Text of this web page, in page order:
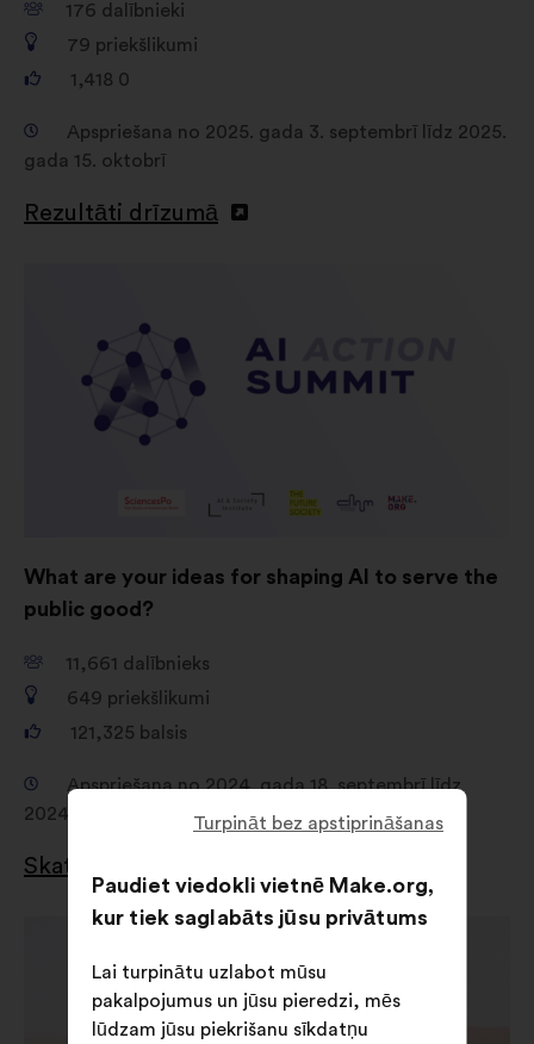
176 dalībnieki
79 priekšlikumi
1,418 0
Apspriešana no 2025. gada 3. septembrī līdz 2025.
gada 15. oktobrī
Rezultāti drīzumā
What are your ideas for shaping AI to serve the
public good?
11,661 dalībnieks
649 priekšlikumi
121,325 balsis
Apspriešana no 2024. gada 18. septembrī līdz
2024. gada 4. novembrī
Skatīt rezultātus
Turpināt bez apstiprināšanas
Paudiet viedokli vietnē Make.org,
kur tiek saglabāts jūsu privātums
Lai turpinātu uzlabot mūsu
pakalpojumus un jūsu pieredzi, mēs
lūdzam jūsu piekrišanu sīkdatņu